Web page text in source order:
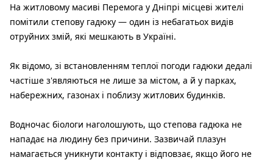
На житловому масиві Перемога у Дніпрі місцеві жителі
помітили степову гадюку — один із небагатьох видів
отруйних змій, які мешкають в Україні.
Як відомо, зі встановленням теплої погоди гадюки дедалі
частіше з'являються не лише за містом, а й у парках,
набережних, газонах і поблизу житлових будинків.
Водночас біологи наголошують, що степова гадюка не
нападає на людину без причини. Зазвичай плазун
намагається уникнути контакту і відповзає, якщо його не